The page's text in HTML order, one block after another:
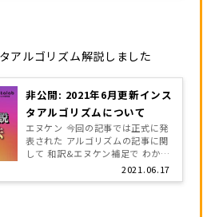
アルゴリズム解説しました
非公開: 2021年6月更新インス
タアルゴリズムについて
2021.06.17
エヌケン 今回の記事では正式に発
表された アルゴリズムの記事に関
して 和訳&エヌケン補足で わかり
やすくこちらの記事を解説しま
す。 元記事はこちら 「アルゴリ